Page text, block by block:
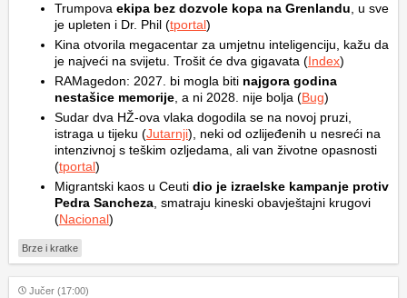
Trumpova ekipa bez dozvole kopa na Grenlandu , u sve
je upleten i Dr. Phil (tportal)
Kina otvorila megacentar za umjetnu inteligenciju, kažu da
je najveći na svijetu. Trošit će dva gigavata (Index)
RAMagedon: 2027. bi mogla biti najgora godina
nestašice memorije , a ni 2028. nije bolja (Bug)
Sudar dva HŽ-ova vlaka dogodila se na novoj pruzi,
istraga u tijeku (Jutarnji), neki od ozlijeđenih u nesreći na
intenzivnoj s teškim ozljedama, ali van životne opasnosti
(tportal)
Migrantski kaos u Ceuti dio je izraelske kampanje protiv
Pedra Sancheza , smatraju kineski obavještajni krugovi
(Nacional)
Brze i kratke
Jučer (17:00)